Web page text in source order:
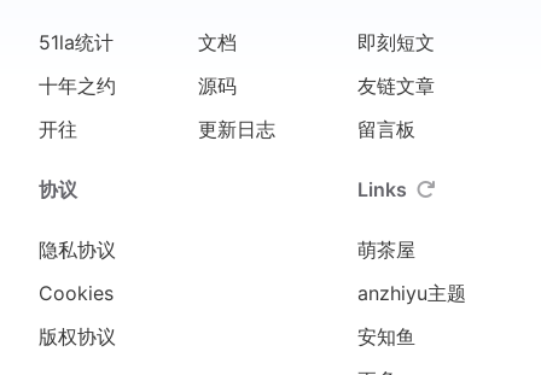
51la统计
十年之约
开往
文档
源码
更新日志
即刻短文
友链文章
留言板
协议
隐私协议
Cookies
版权协议
Links
萌茶屋
anzhiyu主题
安知鱼